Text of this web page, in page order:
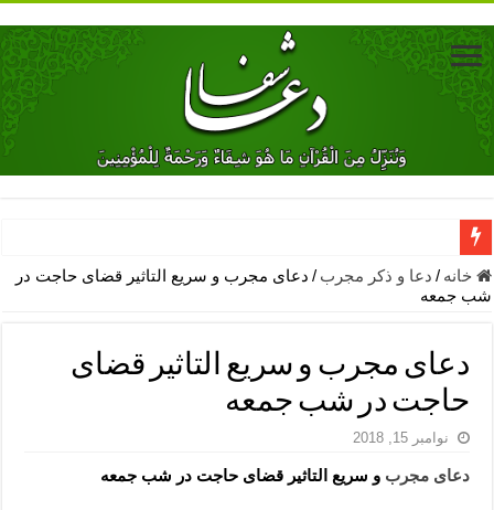
دعای جلب محبت فوری معشوق – دعای جلب محبت شوهر
دعای مشکل گشا برای رفع فقر – ذکرهای روزی‌ بخش
معجزات دعای یا من اظهر الجمیل – دعای یا من اظهر الجمیل برای
مهم ترین اذکار الهی و فضیلت آن ها – ذکر مخصوص مستجاب الدعوه
دعا برای ترس بچه ها در خواب – دعای ترس و بی خوابی کودکان
خانه / دعا و ذکر مجرب / دعای مجرب و سریع التاثیر قضای حاجت در
شب جمعه
دعای مجرب و سریع التاثیر قضای
حاجت در شب جمعه
نوامبر 15, 2018
دعای مجرب و سریع التاثیر قضای حاجت در شب جمعه